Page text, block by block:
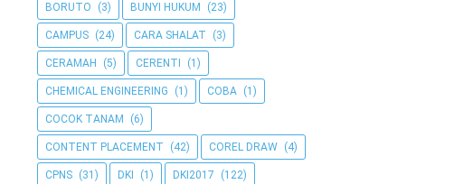
BORUTO (3) BUNYI HUKUM (23)
CAMPUS (24) CARA SHALAT (3)
CERAMAH (5) CERENTI (1)
CHEMICAL ENGINEERING (1) COBA (1)
COCOK TANAM (6)
CONTENT PLACEMENT (42) COREL DRAW (4)
CPNS (31) DKI (1) DKI2017 (122)